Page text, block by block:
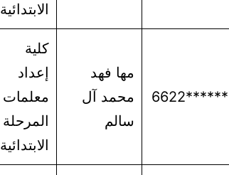
الابتدائية
******6622
مها فهد
محمد آل
سالم
كلية
إعداد
معلمات
المرحلة
الابتدائية